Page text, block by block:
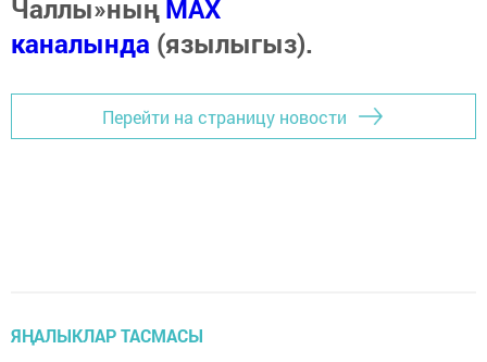
Чаллы»ның MAX
каналында (язылыгыз).
Перейти на страницу новости
ЯҢАЛЫКЛАР ТАСМАСЫ